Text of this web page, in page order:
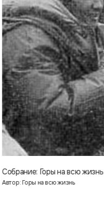
Собрание: Горы на всю жизнь
Автор: Горы на всю жизнь